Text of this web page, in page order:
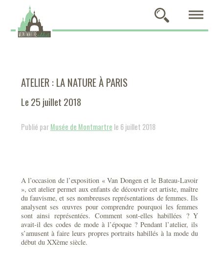
ATELIER : LA NATURE À PARIS
Le 25 juillet 2018
Publié parMusée de Montmartre le 6 juillet 2018
A l’occasion de l’exposition « Van Dongen et le Bateau-Lavoir
», cet atelier permet aux enfants de découvrir cet artiste, maître
du fauvisme, et ses nombreuses représentations de femmes. Ils
analysent ses œuvres pour comprendre pourquoi les femmes
sont ainsi représentées. Comment sont-elles habillées ? Y
avait-il des codes de mode à l’époque ? Pendant l’atelier, ils
s’amusent à faire leurs propres portraits habillés à la mode du
début du XXème siècle.